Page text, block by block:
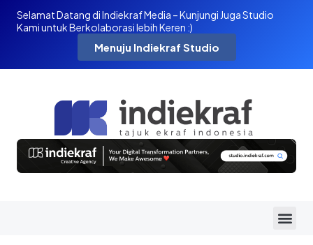
Selamat Datang di Indiekraf Media – Kunjungi Juga Studio
Kami untuk Berkolaborasi lebih Keren :)
Menuju Indiekraf Studio